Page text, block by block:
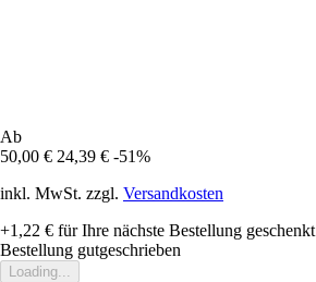
Ab
50,00 € 24,39 € -51%
inkl. MwSt. zzgl. Versandkosten
+1,22 € für Ihre nächste Bestellung geschenkt
Bestellung gutgeschrieben
Loading...